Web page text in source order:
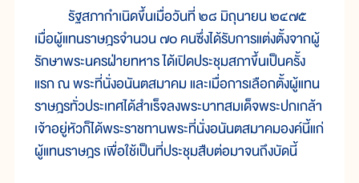
รัฐสภากำเนิดขึ้นเมื่อวันที่ ๒๘ มิถุนายน ๒๔๗๕
เมื่อผู้แทนราษฎรจำนวน ๗๐ คนซึ่งได้รับการแต่งตั้งจากผู้
รักษาพระนครฝ่ายทหาร ได้เปิดประชุมสภาขึ้นเป็นครั้ง
แรก ณ พระที่นั่งอนันตสมาคม และเมื่อการเลือกตั้งผู้แทน
ราษฎรทั่วประเทศได้สำเร็จลงพระบาทสมเด็จพระปกเกล้า
เจ้าอยู่หัวก็ได้พระราชทานพระที่นั่งอนันตสมาคมองค์นี้แก่
ผู้แทนราษฎร เพื่อใช้เป็นที่ประชุมสืบต่อมาจนถึงบัดนี้